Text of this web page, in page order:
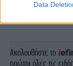
Data
ΠΕΡΙΣΣΟΤΕΡΑ
Ακολουθήστε το
πρώτοι όλες τις